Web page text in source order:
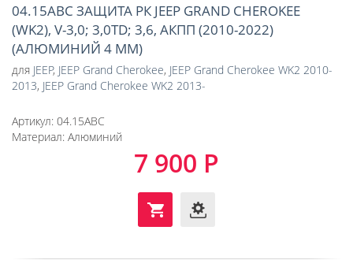
04.15ABC ЗАЩИТА РК JEEP GRAND CHEROKEE
(WK2), V-3,0; 3,0TD; 3,6, АКПП (2010-2022)
(АЛЮМИНИЙ 4 ММ)
для JEEP, JEEP Grand Cherokee, JEEP Grand Cherokee WK2 2010-
2013, JEEP Grand Cherokee WK2 2013-
Артикул: 04.15ABC
Материал: Алюминий
7 900 Р